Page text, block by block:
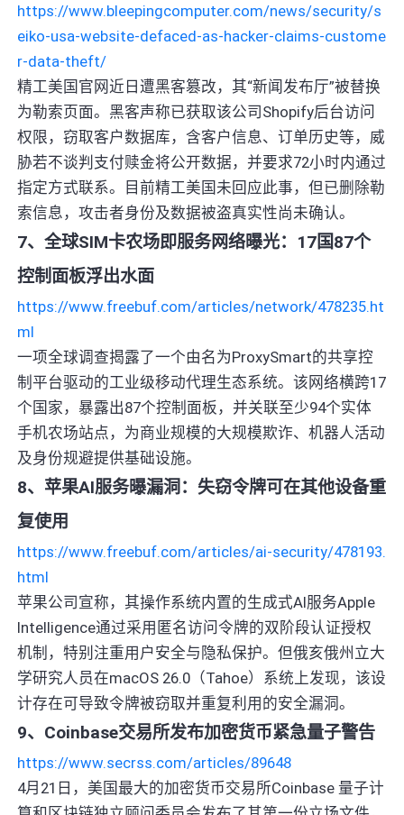
https://www.bleepingcomputer.com/news/security/s
eiko-usa-website-defaced-as-hacker-claims-custome
r-data-theft/
精工美国官网近日遭黑客篡改，其“新闻发布厅”被替换
为勒索页面。黑客声称已获取该公司Shopify后台访问
权限，窃取客户数据库，含客户信息、订单历史等，威
胁若不谈判支付赎金将公开数据，并要求72小时内通过
指定方式联系。目前精工美国未回应此事，但已删除勒
索信息，攻击者身份及数据被盗真实性尚未确认。
7、全球SIM卡农场即服务网络曝光：17国87个
控制面板浮出水面
https://www.freebuf.com/articles/network/478235.ht
ml
一项全球调查揭露了一个由名为ProxySmart的共享控
制平台驱动的工业级移动代理生态系统。该网络横跨17
个国家，暴露出87个控制面板，并关联至少94个实体
手机农场站点，为商业规模的大规模欺诈、机器人活动
及身份规避提供基础设施。
8、苹果AI服务曝漏洞：失窃令牌可在其他设备重
复使用
https://www.freebuf.com/articles/ai-security/478193.
html
苹果公司宣称，其操作系统内置的生成式AI服务Apple
Intelligence通过采用匿名访问令牌的双阶段认证授权
机制，特别注重用户安全与隐私保护。但俄亥俄州立大
学研究人员在macOS 26.0（Tahoe）系统上发现，该设
计存在可导致令牌被窃取并重复利用的安全漏洞。
9、Coinbase交易所发布加密货币紧急量子警告
https://www.secrss.com/articles/89648
4月21日，美国最大的加密货币交易所Coinbase 量子计